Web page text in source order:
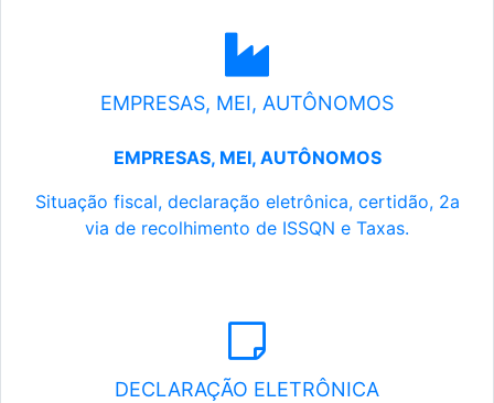
EMPRESAS, MEI, AUTÔNOMOS
EMPRESAS, MEI, AUTÔNOMOS
Situação fiscal, declaração eletrônica, certidão, 2a
via de recolhimento de ISSQN e Taxas.
DECLARAÇÃO ELETRÔNICA